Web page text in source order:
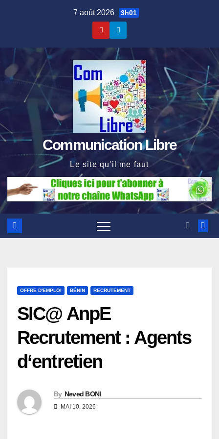
7 août 2026 3h01
Communication Libre
Le site qu'il me faut
OFFRE D'EMPLOI BÉNIN RECRUTEMENT
SIC@ AnpE
Recrutement : Agents
d‘entretien
By Neved BONI
MAI 10, 2026